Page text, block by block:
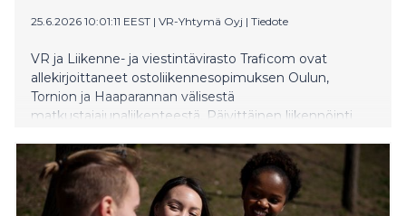
25.6.2026 10:01:11 EEST | VR-Yhtymä Oyj | Tiedote
VR ja Liikenne- ja viestintävirasto Traficom ovat
allekirjoittaneet ostoliikennesopimuksen Oulun,
Tornion ja Haaparannan välisestä
matkustajajunaliikenteestä. Päivittäinen liikennöinti
28 vuoroa.